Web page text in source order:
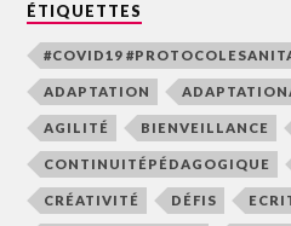
ÉTIQUETTES
#COVID19
ADAPTATION
AGILITÉ BIENVEILLANCE
CONTINUITÉPÉDAGOGIQUE
CRÉATIVITÉ DÉFIS